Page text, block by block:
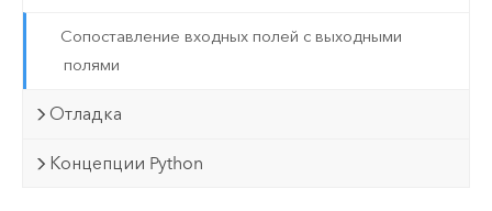
Сопоставление входных полей с выходными
полями
Отладка
Концепции Python